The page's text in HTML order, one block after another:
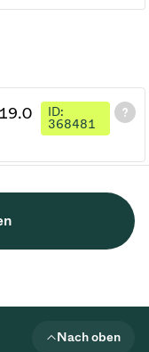
ID:
368481
Nach oben